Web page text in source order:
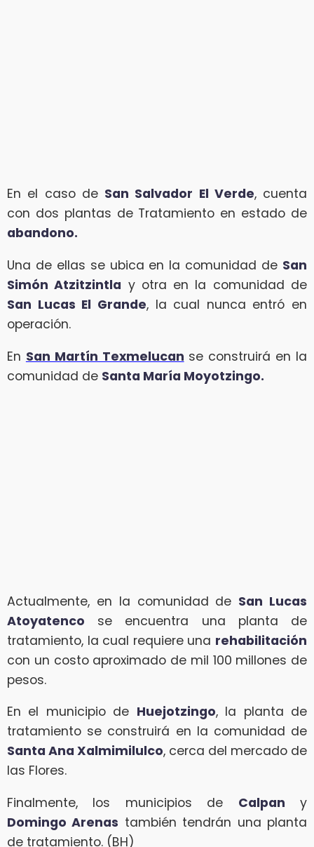
En el caso de San Salvador El Verde, cuenta
con dos plantas de Tratamiento en estado de
abandono.
Una de ellas se ubica en la comunidad de San
Simón Atzitzintla y otra en la comunidad de
San Lucas El Grande, la cual nunca entró en
operación.
En San Martín Texmelucan se construirá en la
comunidad de Santa María Moyotzingo.
Actualmente, en la comunidad de San Lucas
Atoyatenco se encuentra una planta de
tratamiento, la cual requiere una rehabilitación
con un costo aproximado de mil 100 millones de
pesos.
En el municipio de Huejotzingo, la planta de
tratamiento se construirá en la comunidad de
Santa Ana Xalmimilulco, cerca del mercado de
las Flores.
Finalmente, los municipios de Calpan y
Domingo Arenas también tendrán una planta
de tratamiento. (BH)